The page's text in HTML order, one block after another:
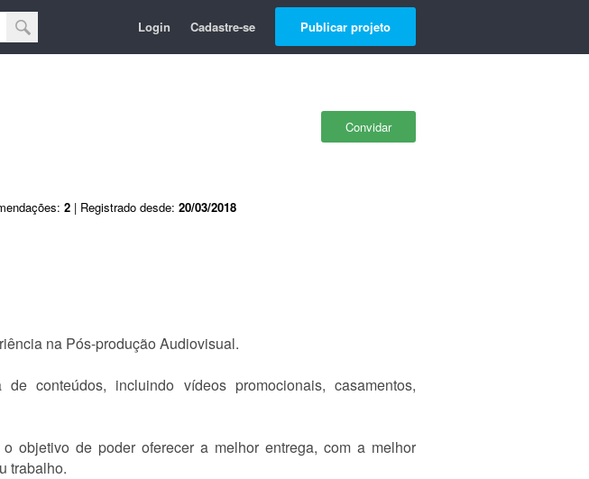
Login Cadastre-se Publicar projeto
Convidar
2 | Registrado desde: 20/03/2018
na Pós-produção Audiovisual.
conteúdos, incluindo vídeos promocionais, casamentos,
objetivo de poder oferecer a melhor entrega, com a melhor
trabalho.